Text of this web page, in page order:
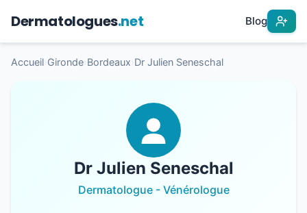
Dermatologues.net Blog
Accueil Gironde Bordeaux Dr Julien Seneschal
Dr Julien Seneschal
Dermatologue - Vénérologue